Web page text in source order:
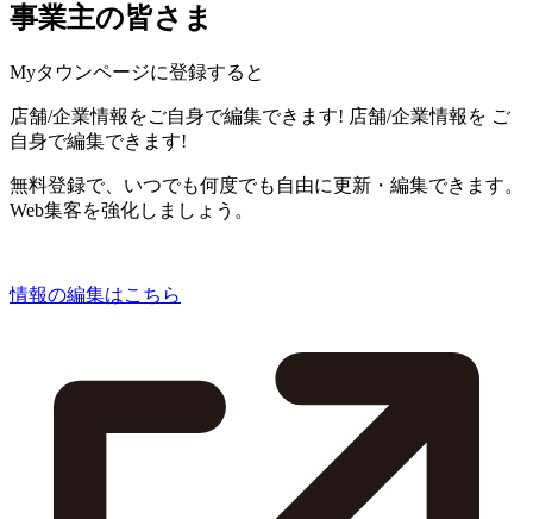
事業主の皆さま
Myタウンページに登録すると
店舗/企業情報をご自身で編集できます! 店舗/企業情報を ご
自身で編集できます!
無料登録で、いつでも何度でも自由に更新・編集できます。
Web集客を強化しましょう。
情報の編集はこちら